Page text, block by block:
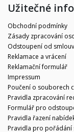
Užitečné
Obchodní podmínky
Zásady zpracování
Odstoupení od
Reklamace a vrácení
Reklamační formulář
Impressum
Poučení o souborech
Pravidla zpracování
Formulář pro
Pravidla řazení
Pravidla pro pořádání